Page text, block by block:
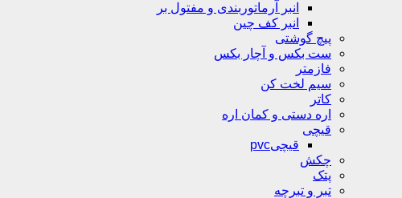
انبر آرماتوربندی و مفتول بر
انبر کف چین
پیچ گوشتی
ست بکس و آچار بکس
فازمتر
سیم لخت کن
کاتر
اره دستی و کمان اره
قیچی
قیچیpvc
چکش
پتک
تبر و تبرچه